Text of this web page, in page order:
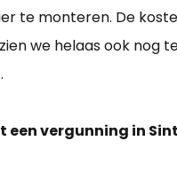
te monteren. De
we helaas ook nog
een vergunning in